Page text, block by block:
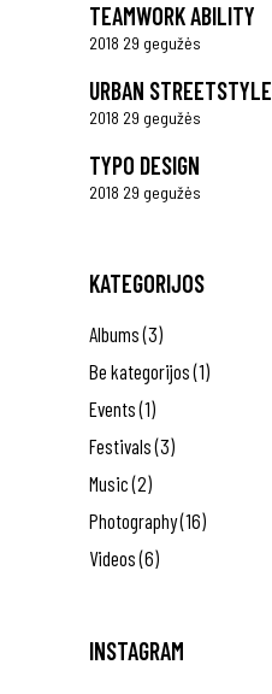
TEAMWORK ABILITY
2018 29 gegužės
URBAN STREETSTYLE
2018 29 gegužės
TYPO DESIGN
2018 29 gegužės
KATEGORIJOS
Albums(3)
Be kategorijos(1)
Events(1)
Festivals(3)
Music(2)
Photography(16)
Videos(6)
INSTAGRAM